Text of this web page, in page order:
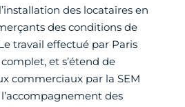
des locataires en
des conditions de
travail effectué par Paris
et s’étend de
commerciaux par la SEM
des